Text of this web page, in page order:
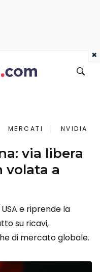
MERCATI NVIDIA
via libera
volata a
e riprende la
su ricavi,
di mercato globale.
×